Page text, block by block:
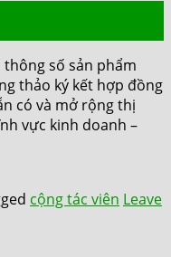
thông số sản phẩm
thảo ký kết hợp đồng
có và mở rộng thị
vực kinh doanh –
cộng tác viên Leave